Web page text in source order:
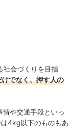
社会づくりを目指
でなく、押す人の
や交通手段といっ
4kg以下のものもあ